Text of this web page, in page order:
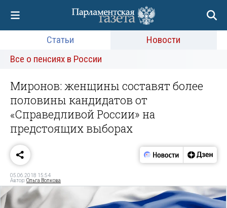
Статьи
Новости
Все о пенсиях в России
Миронов: женщины составят более
половины кандидатов от
«Справедливой России» на
предстоящих выборах
05.06.2018 15:54
Автор:Ольга Волкова